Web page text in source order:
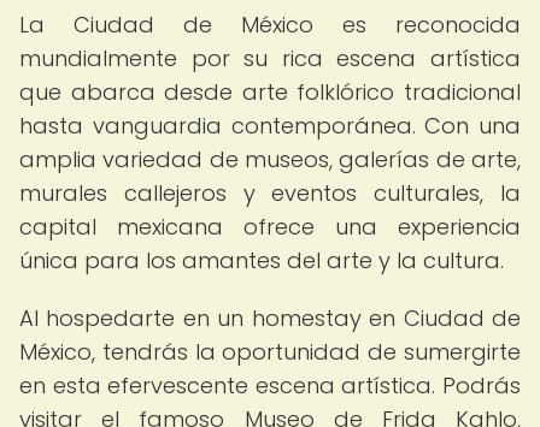
La Ciudad de México es reconocida
mundialmente por su rica escena artística
que abarca desde arte folklórico tradicional
hasta vanguardia contemporánea. Con una
amplia variedad de museos, galerías de arte,
murales callejeros y eventos culturales, la
capital mexicana ofrece una experiencia
única para los amantes del arte y la cultura.
Al hospedarte en un homestay en Ciudad de
México, tendrás la oportunidad de sumergirte
en esta efervescente escena artística. Podrás
visitar el famoso Museo de Frida Kahlo,